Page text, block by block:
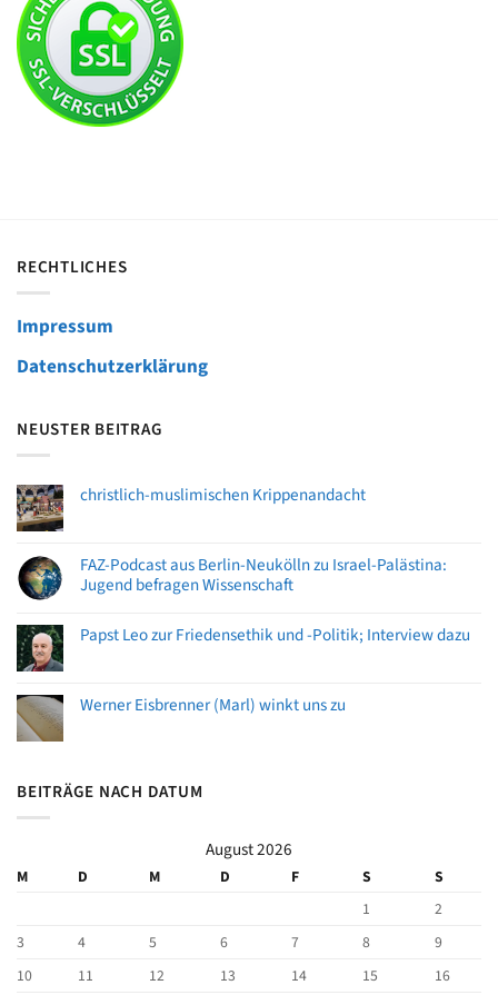
RECHTLICHES
Impressum
Datenschutzerklärung
NEUSTER BEITRAG
christlich-muslimischen Krippenandacht
FAZ-Podcast aus Berlin-Neukölln zu Israel-Palästina:
Jugend befragen Wissenschaft
Papst Leo zur Friedensethik und -Politik; Interview dazu
Werner Eisbrenner (Marl) winkt uns zu
BEITRÄGE NACH DATUM
August 2026
M D M D F S
S
1
2
3
4 5 6 7 8
9
10
11 12 13 14 15 16